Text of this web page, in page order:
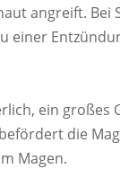
angreift.
einer
ein großes
die
Magen.